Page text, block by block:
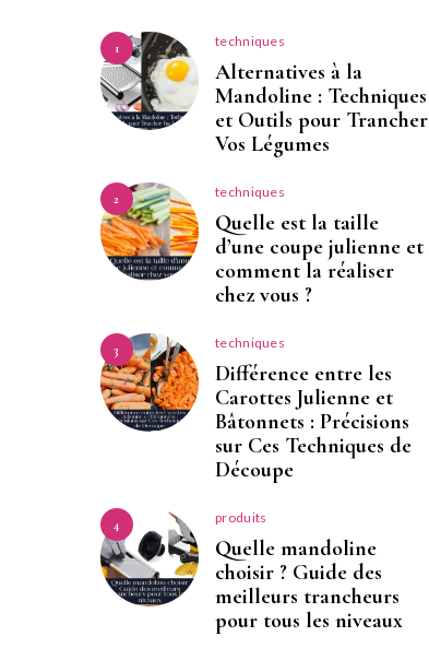
1 techniques
Alternatives à la
Mandoline : Techniques
et Outils pour Trancher
Vos Légumes
2 techniques
Quelle est la taille
d’une coupe julienne et
comment la réaliser
chez vous ?
3 techniques
Différence entre les
Carottes Julienne et
Bâtonnets : Précisions
sur Ces Techniques de
Découpe
4 produits
Quelle mandoline
choisir ? Guide des
meilleurs trancheurs
pour tous les niveaux